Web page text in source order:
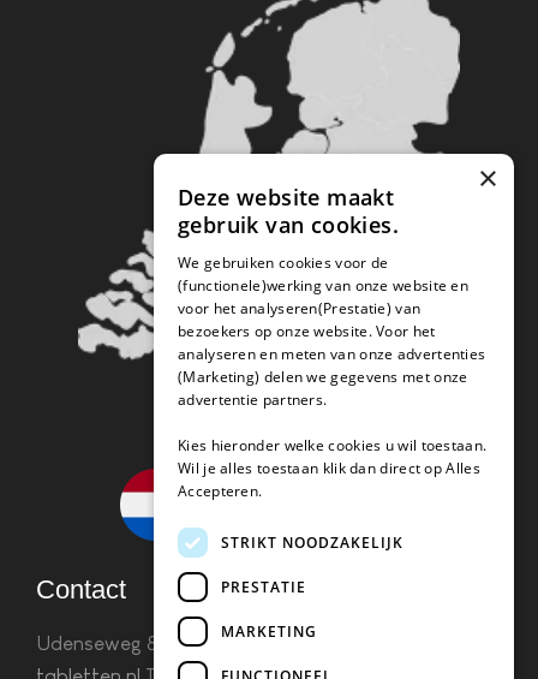
Contact
Udenseweg 8B 5405 PA Udeninfo(@)koffie-
×
Deze website maakt
gebruik van cookies.
We gebruiken cookies voor de
(functionele)werking van onze website en
voor het analyseren(Prestatie) van
bezoekers op onze website. Voor het
analyseren en meten van onze advertenties
(Marketing) delen we gegevens met onze
advertentie partners.
Kies hieronder welke cookies u wil toestaan.
Wil je alles toestaan klik dan direct op Alles
Accepteren.
STRIKT NOODZAKELIJK
PRESTATIE
MARKETING